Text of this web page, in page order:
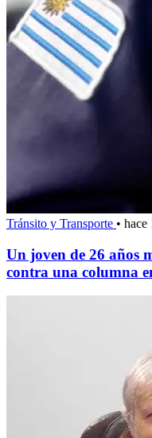
Tránsito y Transporte • hace
Un joven de 26 años
contra una columna